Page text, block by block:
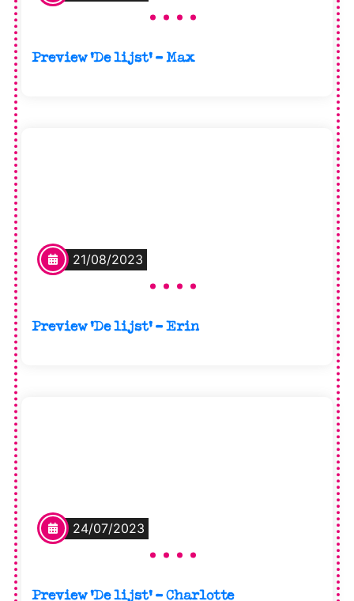
Preview ‘De lijst’ – Max
21/08/2023
Preview ‘De lijst’ – Erin
24/07/2023
Preview ‘De lijst’ – Charlotte